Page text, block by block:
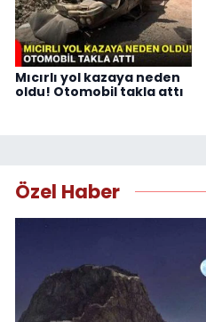
Mıcırlı yol kazaya neden
oldu! Otomobil takla attı
Özel Haber